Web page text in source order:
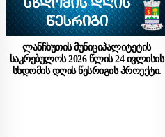
ლანჩხუთის მუნიციპალიტეტის
საკრებულოს 2026 წლის 24 ივლისის
სხდომის დღის წესრიგის პროექტი.